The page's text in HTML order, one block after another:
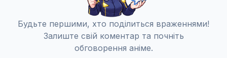
Будьте першими, хто поділиться враженнями!
Залиште свій коментар та почніть
обговорення аніме.